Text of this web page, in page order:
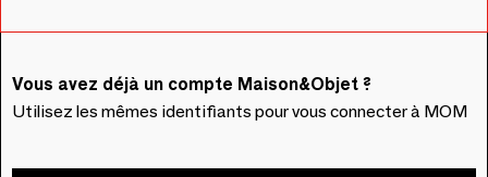
Vous avez déjà un compte Maison&Objet ?
Utilisez les mêmes identifiants pour vous connecter à MOM